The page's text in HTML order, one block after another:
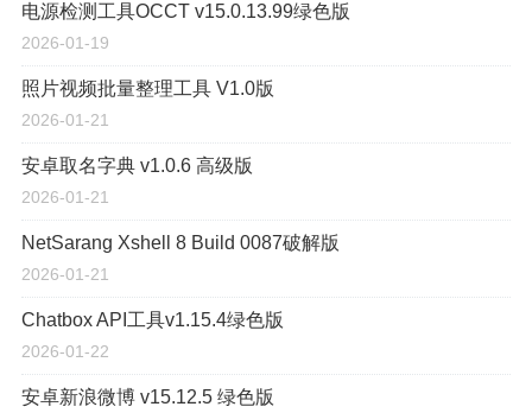
电源检测工具OCCT v15.0.13.99绿色版
2026-01-19
照片视频批量整理工具 V1.0版
2026-01-21
安卓取名字典 v1.0.6 高级版
2026-01-21
NetSarang Xshell 8 Build 0087破解版
2026-01-21
Chatbox API工具v1.15.4绿色版
2026-01-22
安卓新浪微博 v15.12.5 绿色版